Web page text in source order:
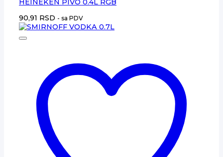
HEINEKEN PIVO 0.4L RGB
90,91 RSD - sa PDV